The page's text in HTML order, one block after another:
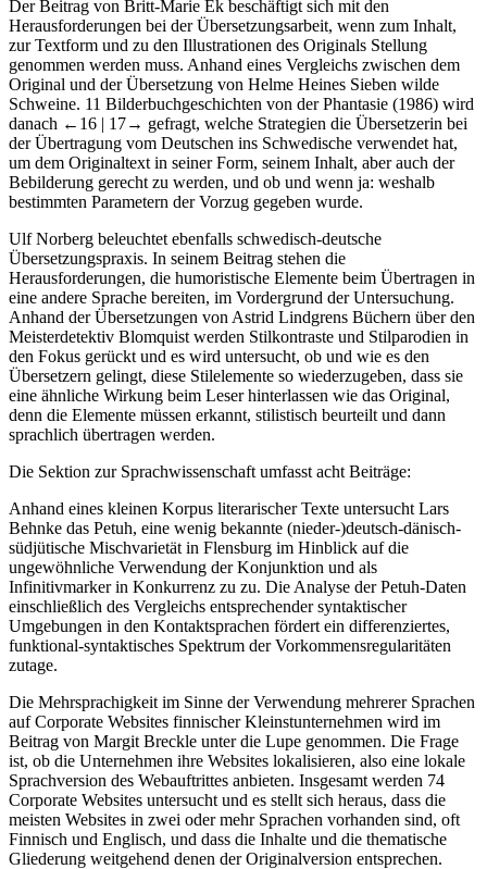
Der Beitrag vonBritt-Marie Ekbeschäftigt sich mit den
Herausforderungen bei der Übersetzungsarbeit, wenn zum Inhalt,
zur Textform und zu den Illustrationen des Originals Stellung
genommen werden muss. Anhand eines Vergleichs zwischen dem
Original und der Übersetzung von Helme HeinesSieben wilde
Schweine. 11 Bilderbuchgeschichten von der Phantasie(1986) wird
danach←16 |17→ gefragt, welche Strategien die Übersetzerin bei
der Übertragung vom Deutschen ins Schwedische verwendet hat,
um dem Originaltext in seiner Form, seinem Inhalt, aber auch der
Bebilderung gerecht zu werden, und ob und wenn ja: weshalb
Ulf Norbergbeleuchtet ebenfalls schwedisch-deutsche
Übersetzungspraxis. In seinem Beitrag stehen die
Herausforderungen, die humoristische Elemente beim Übertragen in
eine andere Sprache bereiten, im Vordergrund der Untersuchung.
Anhand der Übersetzungen von Astrid Lindgrens Büchern über den
Meisterdetektiv Blomquist werden Stilkontraste und Stilparodien in
den Fokus gerückt und es wird untersucht, ob und wie es den
Übersetzern gelingt, diese Stilelemente so wiederzugeben, dass sie
eine ähnliche Wirkung beim Leser hinterlassen wie das Original,
denn die Elemente müssen erkannt, stilistisch beurteilt und dann
Anhand eines kleinen Korpus literarischer Texte untersuchtLars
Behnkedas Petuh, eine wenig bekannte (nieder-)deutsch-dänisch-
südjütische Mischvarietät in Flensburg im Hinblick auf die
ungewöhnliche Verwendung der Konjunktionund als
Infinitivmarker in Konkurrenz zuzu. Die Analyse der Petuh-Daten
einschließlich des Vergleichs entsprechender syntaktischer
Umgebungen in den Kontaktsprachen fördert ein differenziertes,
funktional-syntaktisches Spektrum der Vorkommensregularitäten
Die Mehrsprachigkeit im Sinne der Verwendung mehrerer Sprachen
auf Corporate Websites finnischer Kleinstunternehmen wird im
Beitrag vonMargit Breckleunter die Lupe genommen. Die Frage
ist, ob die Unternehmen ihre Websites lokalisieren, also eine lokale
Sprachversion des Webauftrittes anbieten. Insgesamt werden 74
Corporate Websites untersucht und es stellt sich heraus, dass die
meisten Websites in zwei oder mehr Sprachen vorhanden sind, oft
Finnisch und Englisch, und dass die Inhalte und die thematische